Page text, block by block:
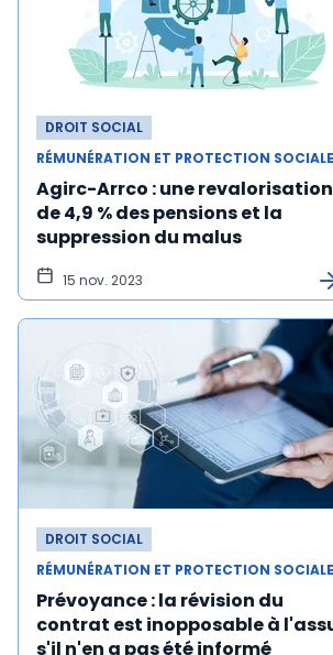
DROIT SOCIAL
RÉMUNÉRATION ET PROTECTION SOCIALE
Agirc-Arrco : une revalorisation
de 4,9 % des pensions et la
suppression du malus
15 nov. 2023
DROIT SOCIAL
RÉMUNÉRATION ET PROTECTION SOCIALE
Prévoyance : la révision du
contrat est inopposable à
s'il n'en a pas été informé